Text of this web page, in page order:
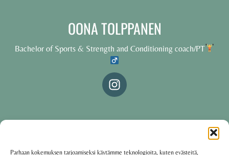
Parhaan kokemuksen tarjoamiseksi käytämme teknologioita, kuten evästeitä,
OONA TOLPPANEN
Bachelor of Sports & Strength and Conditioning coach/PT